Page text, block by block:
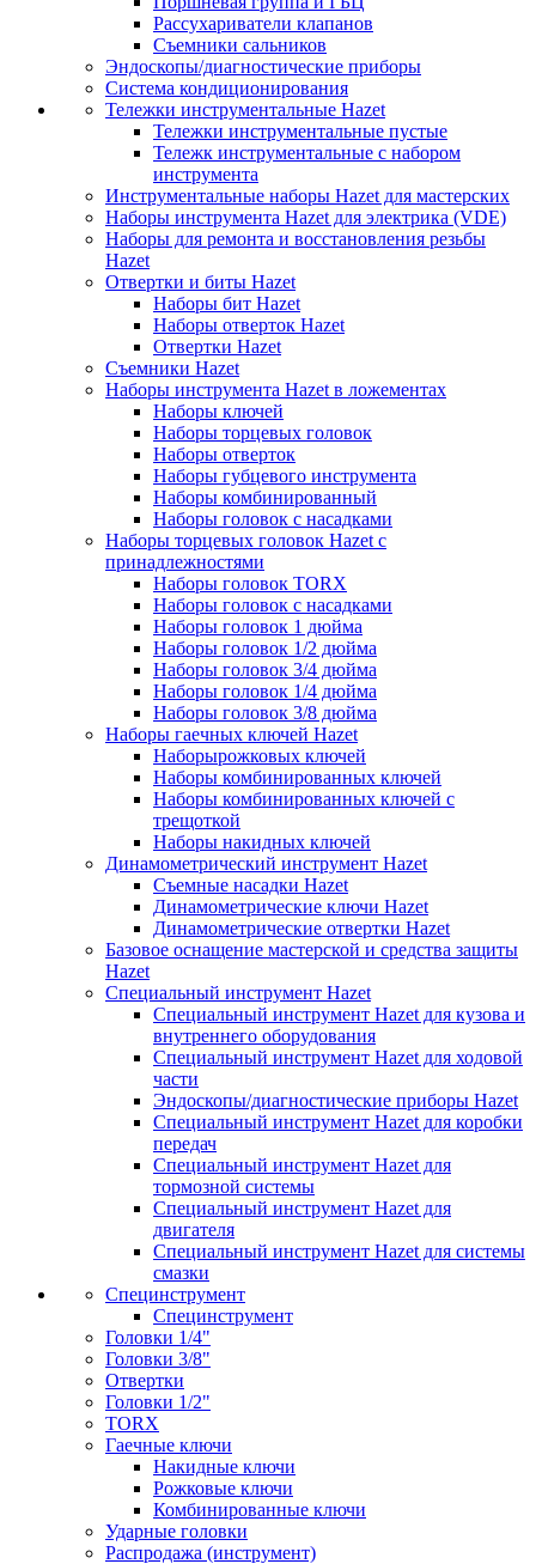
Рассухариватели клапанов
Съемники сальников
Эндоскопы/диагностические приборы
Система кондиционирования
Тележки инструментальные Hazet
Тележки инструментальные пустые
Тележк инструментальные с набором
инструмента
Инструментальные наборы Hazet для мастерских
Наборы инструмента Hazet для электрика (VDE)
Наборы для ремонта и восстановления резьбы
Hazet
Отвертки и биты Hazet
Наборы бит Hazet
Наборы отверток Hazet
Отвертки Hazet
Съемники Hazet
Наборы инструмента Hazet в ложементах
Наборы ключей
Наборы торцевых головок
Наборы отверток
Наборы губцевого инструмента
Наборы комбинированный
Наборы головок с насадками
Наборы торцевых головок Hazet с
принадлежностями
Наборы головок TORX
Наборы головок с насадками
Наборы головок 1 дюйма
Наборы головок 1/2 дюйма
Наборы головок 3/4 дюйма
Наборы головок 1/4 дюйма
Наборы головок 3/8 дюйма
Наборы гаечных ключей Hazet
Наборырожковых ключей
Наборы комбинированных ключей
Наборы комбинированных ключей с
трещоткой
Наборы накидных ключей
Динамометрический инструмент Hazet
Съемные насадки Hazet
Динамометрические ключи Hazet
Динамометрические отвертки Hazet
Базовое оснащение мастерской и средства защиты
Hazet
Специальный инструмент Hazet
Специальный инструмент Hazet для кузова и
внутреннего оборудования
Специальный инструмент Hazet для ходовой
части
Эндоскопы/диагностические приборы Hazet
Специальный инструмент Hazet для коробки
передач
Специальный инструмент Hazet для
тормозной системы
Специальный инструмент Hazet для
двигателя
Специальный инструмент Hazet для системы
смазки
Специнструмент
Специнструмент
Головки 1/4"
Головки 3/8"
Отвертки
Головки 1/2"
TORX
Гаечные ключи
Накидные ключи
Рожковые ключи
Комбинированные ключи
Ударные головки
Распродажа (инструмент)